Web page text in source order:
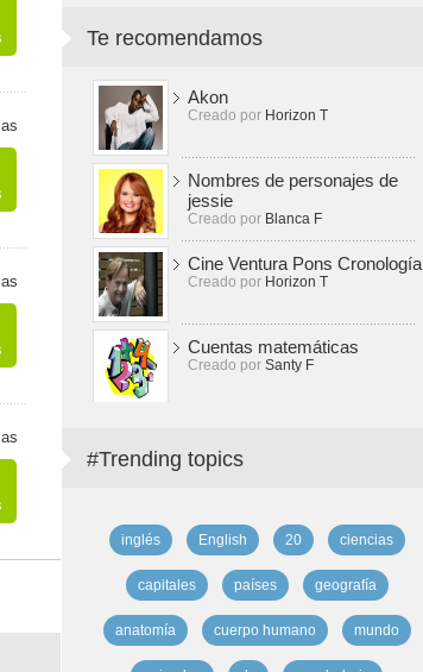
Te recomendamos
Akon
Creado por Horizon T
Nombres de personajes de
jessie
Creado por Blanca F
Cine Ventura Pons Cronología
Creado por Horizon T
Cuentas matemáticas
Creado por Santy F
#Trending topics
inglés English 20 ciencias
capitales países geografía
anatomía cuerpo humano mundo